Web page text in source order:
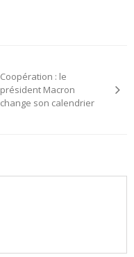
Coopération : le
président Macron
change son calendrier